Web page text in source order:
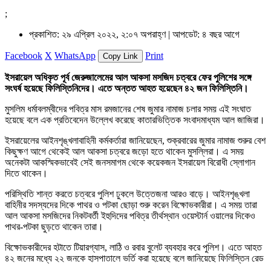
;
প্রকাশিত: ২৯ এপ্রিল ২০২২, ২:০৭ অপরাহ্ণ | আপডেট: ৪ বছর আগে
Facebook X WhatsApp Copy Link Print
ইসরায়েল অধিকৃত পূর্ব জেরুজালেমের আল আকসা মসজিদ চত্বরে ফের পুলিশের সঙ্গে
সংঘর্ষ হয়েছে ফিলিস্তিনিদের। এতে অন্তত আহত হয়েছেন ৪২ জন ফিলিস্তিনি।
মুসলিম ধর্মাবলম্বীদের পবিত্র মাস রমজানের শেষ জুমার নামাজ চলার সময় এই সংঘাত
হয়েছে বলে এক প্রতিবেদেন উল্লেখ করেছে কাতারভিত্তিক সংবাদমাধ্যম আল জাজিরা।
ইসরায়েলের আইনশৃঙ্খলাবাহিনী কর্মকর্তারা জানিয়েছেন, শুক্রবারের জুমার নামাজ শুরুর বেশ
কিছুক্ষণ আগে থেকেই আল আকসা চত্বরে জড়ো হতে থাকেন মুসল্লিরা। এ সময়
অনেকটা আকস্মিকভাবেই সেই জনসমাগম থেকে কয়েকজন ইসরায়েল বিরোধী স্লোগান
দিতে থাকেন।
পরিস্থিতি শান্ত করতে চত্বরে পুলিশ ঢুকলে উত্তেজনা আরও বাড়ে। আইনশৃঙ্খলা
বাহিনীর সদস্যদের দিকে পাথর ও পটকা ছোড়া শুরু করেন বিক্ষোভকারীরা। এ সময় তারা
আল আকসা মসজিদের নিকটবর্তী ইহুদিদের পবিত্র তীর্থস্থান ওয়েস্টার্ন ওয়ালের দিকেও
পাথর-পটকা ছুড়তে থাকেন তারা।
বিক্ষোভকারীদের হটাতে টিয়ারগ্যাস, লাঠি ও রবার বুলেট ব্যবহার করে পুলিশ। এতে আহত
৪২ জনের মধ্যে ২২ জনকে হাসপাতালে ভর্তি করা হয়েছে বলে জানিয়েছে ফিলিস্তিন রেড